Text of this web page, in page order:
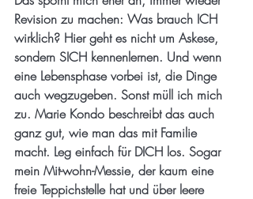
Revision zu machen: Was brauch ICH
wirklich? Hier geht es nicht um Askese,
sondern SICH kennenlernen. Und wenn
eine Lebensphase vorbei ist, die Dinge
auch wegzugeben. Sonst müll ich mich
zu. Marie Kondo beschreibt das auch
ganz gut, wie man das mit Familie
macht. Leg einfach für DICH los. Sogar
mein Mit-wohn-Messie, der kaum eine
freie Teppichstelle hat und über leere